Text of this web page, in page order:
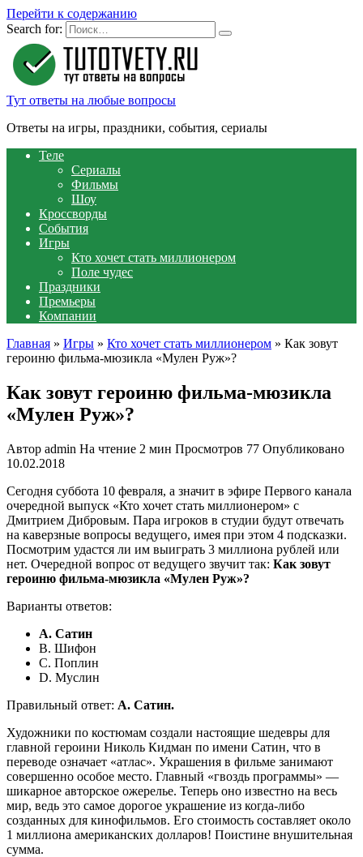
Перейти к содержанию
Search for:
Тут ответы на любые вопросы
Ответы на игры, праздники, события, сериалы
Теле
Сериалы
Фильмы
Шоу
Кроссворды
События
Игры
Кто хочет стать миллионером
Поле чудес
Праздники
Премьеры
Компании
Главная » Игры » Кто хочет стать миллионером » Как зовут
героиню фильма-мюзикла «Мулен Руж»?
Как зовут героиню фильма-мюзикла
«Мулен Руж»?
Автор admin На чтение 2 мин Просмотров 77 Опубликовано
10.02.2018
Сегодня суббота 10 февраля, а значит в эфире Первого канала
очередной выпуск «Кто хочет стать миллионером» с
Дмитрием Дибровым. Пара игроков в студии будут отвечать
на каверзные вопросы ведущего, имея при этом 4 подсказки.
Посмотрим удастся ли им выиграть 3 миллиона рублей или
нет. Очередной вопрос от ведущего звучит так: Как зовут
героиню фильма-мюзикла «Мулен Руж»?
Варианты ответов:
A. Сатин
B. Шифон
C. Поплин
D. Муслин
Правильный ответ: A. Сатин.
Художники по костюмам создали настоящие шедевры для
главной героини Николь Кидман по имени Сатин, что в
переводе означает «атлас». Украшения в фильме занимают
совершенно особое место. Главный «гвоздь программы» —
шикарное авторское ожерелье. Теперь оно известно на весь
мир, ведь это самое дорогое украшение из когда-либо
созданных для кинофильмов. Его стоимость составляет около
1 миллиона американских долларов! Поистине внушительная
сумма.